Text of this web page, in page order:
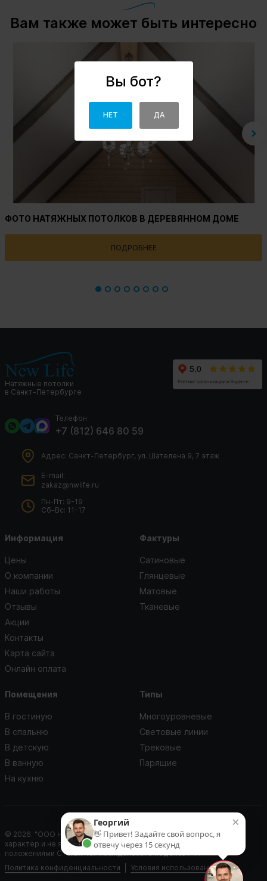
Вы бот?
НЕТ ДА
Вам также может быть интересно
ФОТО НАТЯЖНЫХ ПОТОЛКОВ В ДЕРЕВЯННОМ ДОМЕ
ПОДРОБНЕЕ
Натяжные потолки
в Санкт-Петербурге
Телефон
+7 (812) 646 80 59
Адрес: Санкт-Петербург, ул. Шателена 9, 7 этаж
E-mail:
zakaz@nwlife.ru
Пн-Пт: 9-19
Сб-Вс: 11-17
Информация
Цены
О компании
Наши работы
Отзывы
Акции
Контакты
Карта сайта
Онлайн оплата
Фактуры
Сатиновые
Глянцевые
Матовые
Тканевые
Помещения
В гостиную
В спальню
В детскую
В ванную
На кухню
Типы
Многоуровневые
Световые линии
Трековые
Парящие
© 2026. "ООО Нью Лайф". Данный сайт носит информационный
характер и не является публичной офертой, определяемой
положениями Статьи 437 Гражданского кодекса РФ.
Политика конфиденциальности
Условия использования
×
Георгий
👋 Привет! Задайте свой вопрос, я
отвечу через 15 секунд